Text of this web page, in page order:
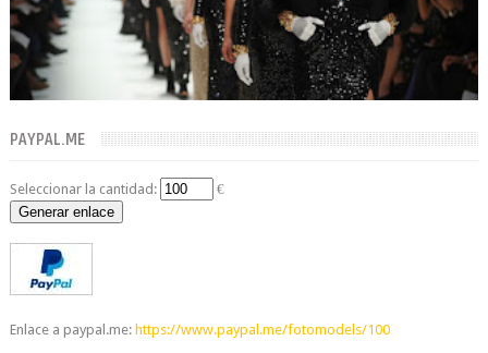
PAYPAL.ME
Seleccionar la cantidad:
€
Generar enlace
Enlace a paypal.me: https://www.paypal.me/fotomodels/100